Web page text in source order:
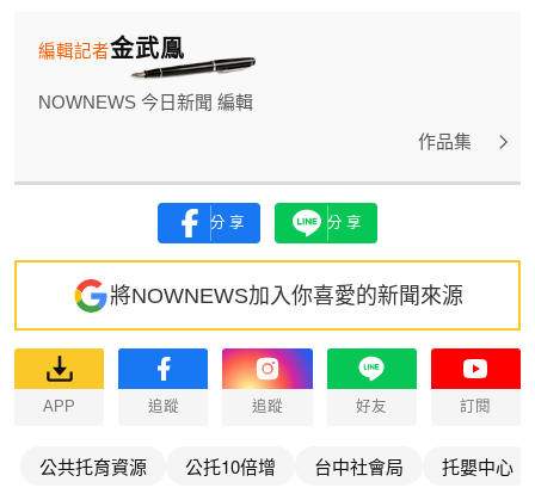
金武鳯
編輯記者
NOWNEWS 今日新聞 編輯
作品集
分享 分享
將NOWNEWS加入你喜愛的新聞來源
APP 追蹤 追蹤 好友 訂閱
公共托育資源 公托10倍增 台中社會局 托嬰中心